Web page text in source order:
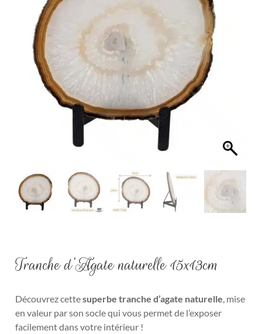
Tranche d’Agate naturelle 15x13cm
Découvrez cettesuperbe tranche d’agate naturelle , mise
en valeur par son socle qui vous permet de l’exposer
facilement dans votre intérieur !